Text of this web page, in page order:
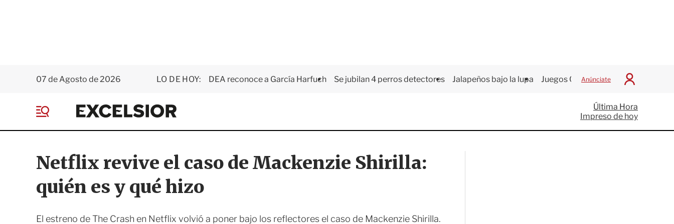
07 de Agosto de 2026 LO DE HOY: DEA reconoce a García Harfuch Se jubilan 4 perros detectores Jalapeños bajo la lupa Juegos Centroamericanos
Anúnciate
I
c
i
a
E
x
e
s
o
r
e
Última Hora
Impreso de hoy
Netflix revive el caso de Mackenzie Shirilla:
quién es y qué hizo
El estreno de The Crash en Netflix volvió a poner bajo los reflectores el caso de Mackenzie Shirilla.